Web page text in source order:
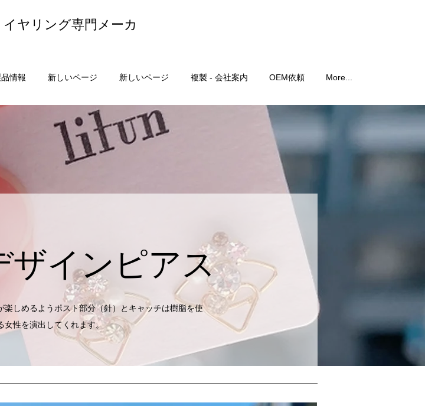
ヤリング専門メーカ
情報 新しいページ 新しいページ 複製 - 会社案内 OEM依頼 More...
ザインピアス
楽しめるよう ポスト部分（針）とキャッチは樹脂を使
性を演出してくれます。